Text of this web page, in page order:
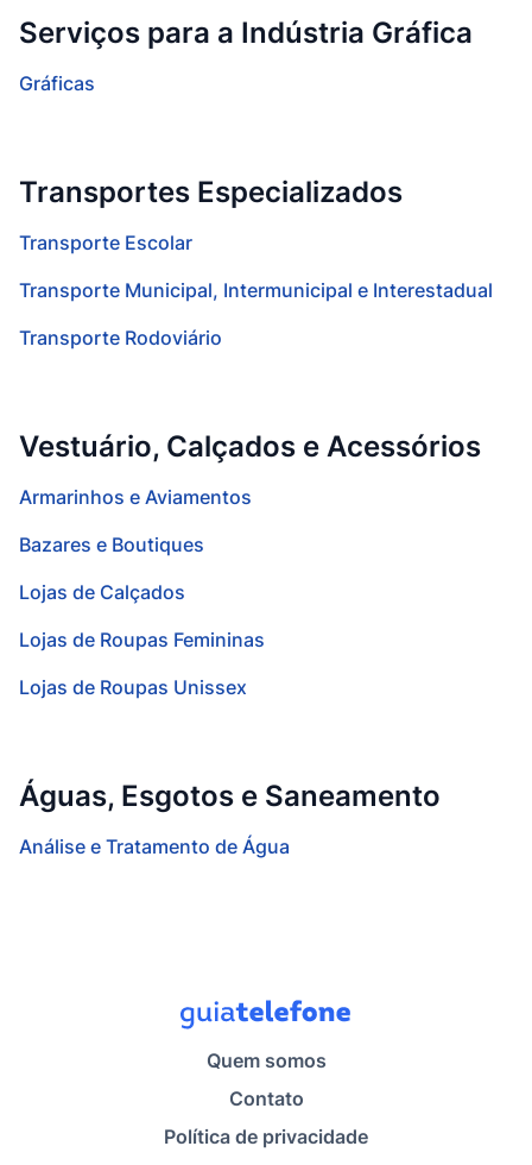
Serviços para a Indústria Gráfica
Gráficas
Transportes Especializados
Transporte Escolar
Transporte Municipal, Intermunicipal e Interestadual
Transporte Rodoviário
Vestuário, Calçados e Acessórios
Armarinhos e Aviamentos
Bazares e Boutiques
Lojas de Calçados
Lojas de Roupas Femininas
Lojas de Roupas Unissex
Águas, Esgotos e Saneamento
Análise e Tratamento de Água
Quem somos
Contato
Política de privacidade